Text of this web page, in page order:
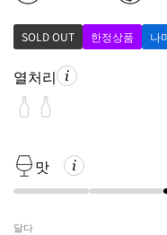
SOLD OUT 한정상품 나
열처리
맛
달다